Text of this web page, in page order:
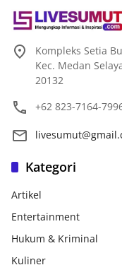
Kompleks Setia
Kec. Medan
20132
+62 823-7164-
Kategori
Artikel
Entertainment
Hukum & Kriminal
Kuliner